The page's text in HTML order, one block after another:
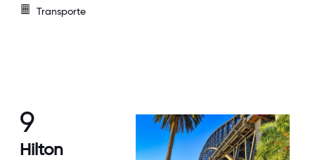
Transporte
9
Hilton